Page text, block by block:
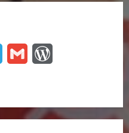
TelegramGmail